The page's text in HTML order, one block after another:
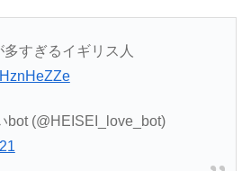
すぎるイギリス人
(@HEISEI_love_bot)